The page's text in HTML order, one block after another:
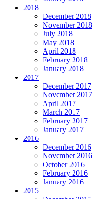
2018
December 2018
November 2018
July 2018
May 2018
April 2018
February 2018
January 2018
2017
December 2017
November 2017
April 2017
March 2017
February 2017
January 2017
2016
December 2016
November 2016
October 2016
February 2016
January 2016
2015